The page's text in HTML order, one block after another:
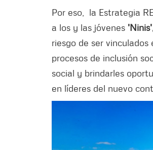
Por eso, la Estrategia
a los y las jóvenes
riesgo de ser
procesos de inclusión
social y brindarles
en líderes del nuevo